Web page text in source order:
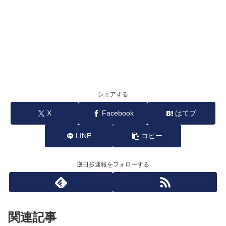
シェアする
X Facebook はてブ
LINE コピー
逆日歩速報をフォローする
関連記事